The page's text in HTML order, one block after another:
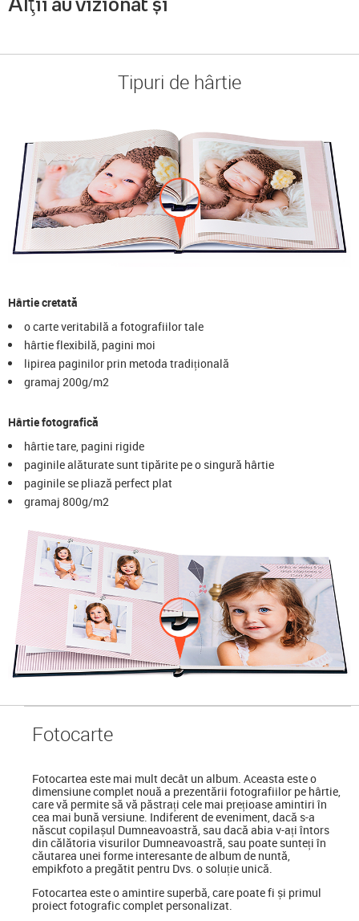
Tipuri de hârtie
Hârtie cretată
o carte veritabilă a fotografiilor tale
hârtie flexibilă, pagini moi
lipirea paginilor prin metoda tradițională
gramaj 200g/m2
Hârtie fotografică
hârtie tare, pagini rigide
paginile alăturate sunt tipărite pe o singură hârtie
paginile se pliază perfect plat
gramaj 800g/m2
Fotocarte
Fotocartea este mai mult decât un album. Aceasta este o
dimensiune complet nouă a prezentării fotografiilor pe hârtie,
care vă permite să vă păstrați cele mai prețioase amintiri în
cea mai bună versiune. Indiferent de eveniment, dacă s-a
născut copilașul Dumneavoastră, sau dacă abia v-ați întors
din călătoria visurilor Dumneavoastră, sau poate sunteți în
căutarea unei forme interesante de album de nuntă,
empikfoto a pregătit pentru Dvs. o soluție unică.
Fotocartea este o amintire superbă, care poate fi și primul
proiect fotografic complet personalizat.